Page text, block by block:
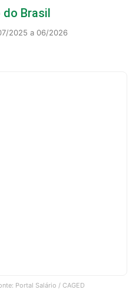
Brasil
2025 a 06/2026
Portal Salário / CAGED